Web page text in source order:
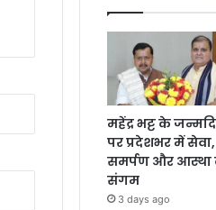
महेंद्र भट्ट के
पर प्रदेशभर में सेवा,
समर्पण और आस्था
संगम
3 days ago